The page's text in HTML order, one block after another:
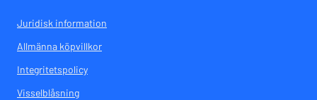
Juridisk information
Allmänna köpvillkor
Integritetspolicy
Visselblåsning